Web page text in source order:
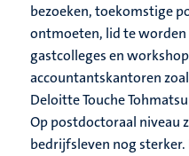
bezoeken, toekomstige
ontmoeten, lid te
gastcolleges en
accountantskantoren
Deloitte Touche
Op postdoctoraal niveau
bedrijfsleven nog